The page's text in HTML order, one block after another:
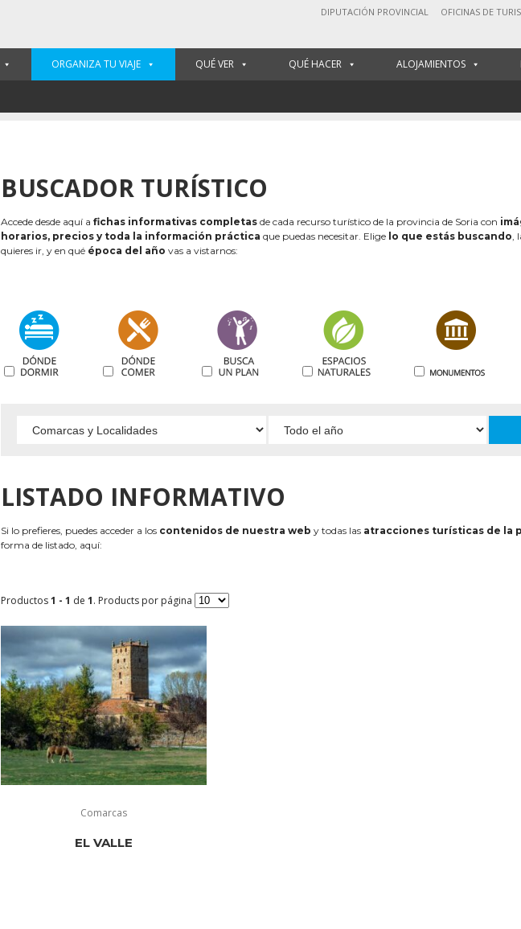
DIPUTACIÓN PROVINCIAL OFICINAS DE
ORGANIZA TU VIAJE QUÉ VER QUÉ HACER ALOJAMIENTOS
BUSCADOR TURÍSTICO
Accede desde aquí a fichas informativas completas de cada recurso turístico de la provincia de Soria con
horarios, precios y toda la información práctica que puedas necesitar. Elige lo que estás buscando,
quieres ir, y en qué época del año vas a vistarnos:
LISTADO INFORMATIVO
Si lo prefieres, puedes acceder a los contenidos de nuestra web y todas las atracciones turísticas de la
forma de listado, aquí:
Productos1 - 1 de 1. Products por página
Comarcas
EL VALLE